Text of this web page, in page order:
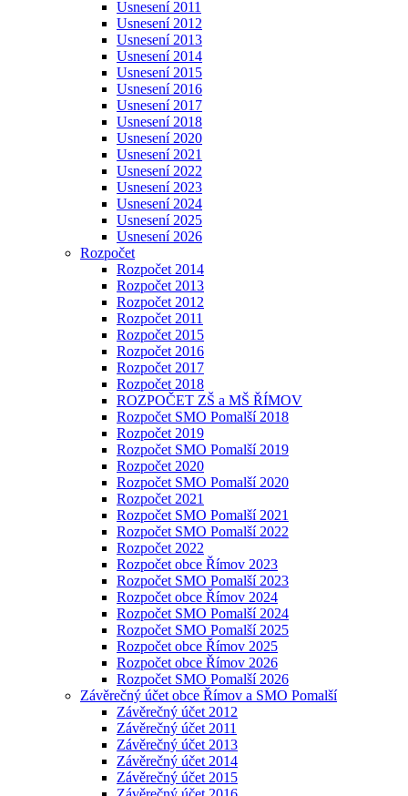
Usnesení 2011
Usnesení 2012
Usnesení 2013
Usnesení 2014
Usnesení 2015
Usnesení 2016
Usnesení 2017
Usnesení 2018
Usnesení 2020
Usnesení 2021
Usnesení 2022
Usnesení 2023
Usnesení 2024
Usnesení 2025
Usnesení 2026
Rozpočet
Rozpočet 2014
Rozpočet 2013
Rozpočet 2012
Rozpočet 2011
Rozpočet 2015
Rozpočet 2016
Rozpočet 2017
Rozpočet 2018
ROZPOČET ZŠ a MŠ ŘÍMOV
Rozpočet SMO Pomalší 2018
Rozpočet 2019
Rozpočet SMO Pomalší 2019
Rozpočet 2020
Rozpočet SMO Pomalší 2020
Rozpočet 2021
Rozpočet SMO Pomalší 2021
Rozpočet SMO Pomalší 2022
Rozpočet 2022
Rozpočet obce Římov 2023
Rozpočet SMO Pomalší 2023
Rozpočet obce Římov 2024
Rozpočet SMO Pomalší 2024
Rozpočet SMO Pomalší 2025
Rozpočet obce Římov 2025
Rozpočet obce Římov 2026
Rozpočet SMO Pomalší 2026
Závěrečný účet obce Římov a SMO Pomalší
Závěrečný účet 2012
Závěrečný účet 2011
Závěrečný účet 2013
Závěrečný účet 2014
Závěrečný účet 2015